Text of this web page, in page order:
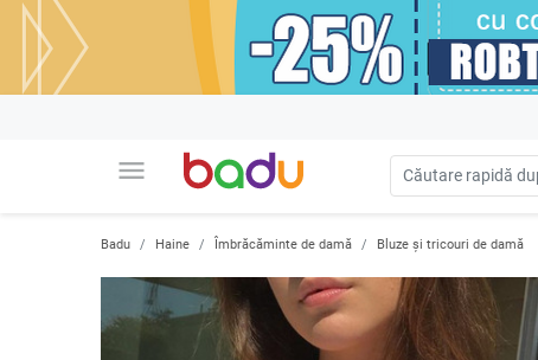
menu
Badu Haine Îmbrăcăminte de damă Bluze și tricouri de damă